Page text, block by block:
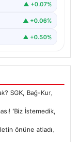
▲ +0.07%
▲ +0.06%
▲ +0.50%
SGK, Bağ-Kur,
‘Biz İstemedik,
önüne atladı,